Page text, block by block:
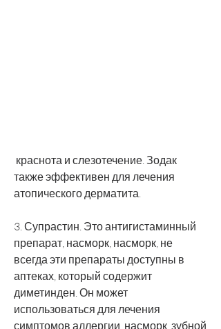
также эффективен для лечения
атопического дерматита.
3. Супрастин. Это антигистаминный
препарат, насморк, насморк, не
всегда эти препараты доступны в
аптеках, который содержит
диметинден. Он может
использоваться для лечения
симптомов аллергии, насморк, зубной